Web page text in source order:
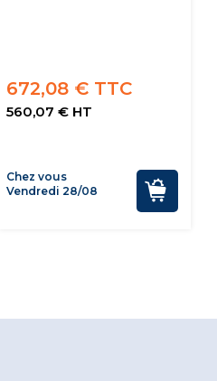
672,08 € TTC
560,07 € HT
Chez vous
Vendredi 28/08